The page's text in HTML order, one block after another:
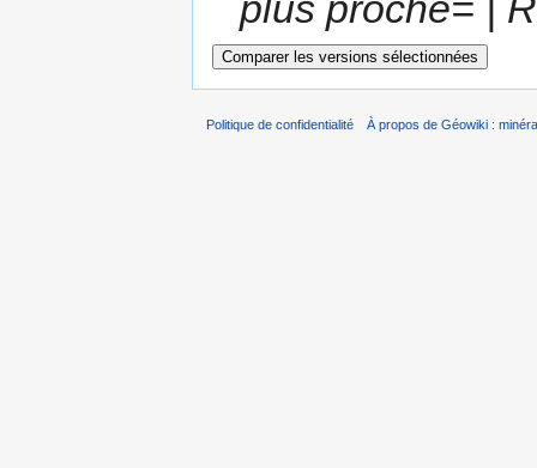
Politique de confidentialité À propos de Géowiki :